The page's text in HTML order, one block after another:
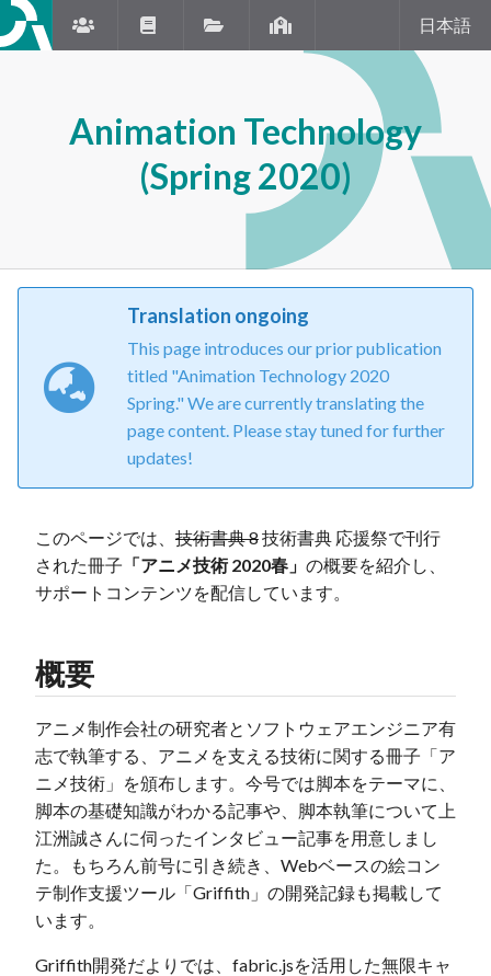
日本語
Animation Technology
(Spring 2020)
Translation ongoing
This page introduces our prior publication
titled "Animation Technology 2020
Spring." We are currently translating the
page content. Please stay tuned for further
updates!
このページでは、 技術書典 8技術書典 応援祭で刊行
された冊子 「アニメ技術 2020春」 の概要を紹介し、
サポートコンテンツを配信しています。
概要
アニメ制作会社の研究者とソフトウェアエンジニア有
志で執筆する、アニメを支える技術に関する冊子「ア
ニメ技術」を頒布します。今号では脚本をテーマに、
脚本の基礎知識がわかる記事や、脚本執筆について上
江洲誠さんに伺ったインタビュー記事を用意しまし
た。もちろん前号に引き続き、Webベースの絵コン
テ制作支援ツール「Griffith」の開発記録も掲載して
います。
Griffith開発だよりでは、fabric.jsを活用した無限キャ